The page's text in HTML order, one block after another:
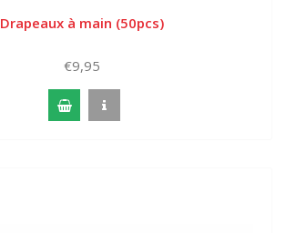
Drapeaux à main (50pcs)
€9,95